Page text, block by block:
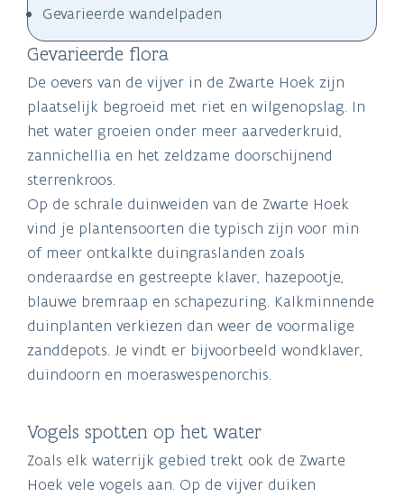
Gevarieerde wandelpaden
Gevarieerde flora
De oevers van de vijver in de Zwarte Hoek zijn
plaatselijk begroeid met riet en wilgenopslag. In
het water groeien onder meer aarvederkruid,
zannichellia en het zeldzame doorschijnend
sterrenkroos.
Op de schrale duinweiden van de Zwarte Hoek
vind je plantensoorten die typisch zijn voor min
of meer ontkalkte duingraslanden zoals
onderaardse en gestreepte klaver, hazepootje,
blauwe bremraap en schapezuring. Kalkminnende
duinplanten verkiezen dan weer de voormalige
zanddepots. Je vindt er bijvoorbeeld wondklaver,
duindoorn en moeraswespenorchis.
Vogels spotten op het water
Zoals elk waterrijk gebied trekt ook de Zwarte
Hoek vele vogels aan. Op de vijver duiken